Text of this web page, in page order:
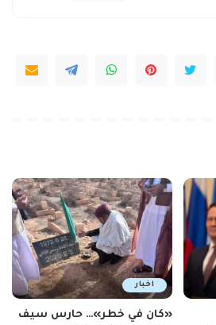
اخبار
«كان في خطر»… حارس سيف